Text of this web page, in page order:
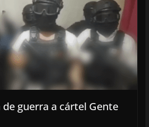
guerra a cártel Gente